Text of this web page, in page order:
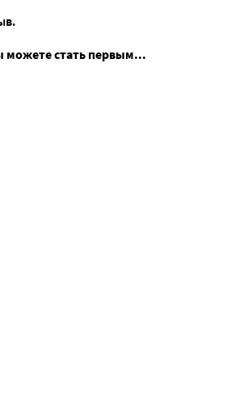
можете стать первым...